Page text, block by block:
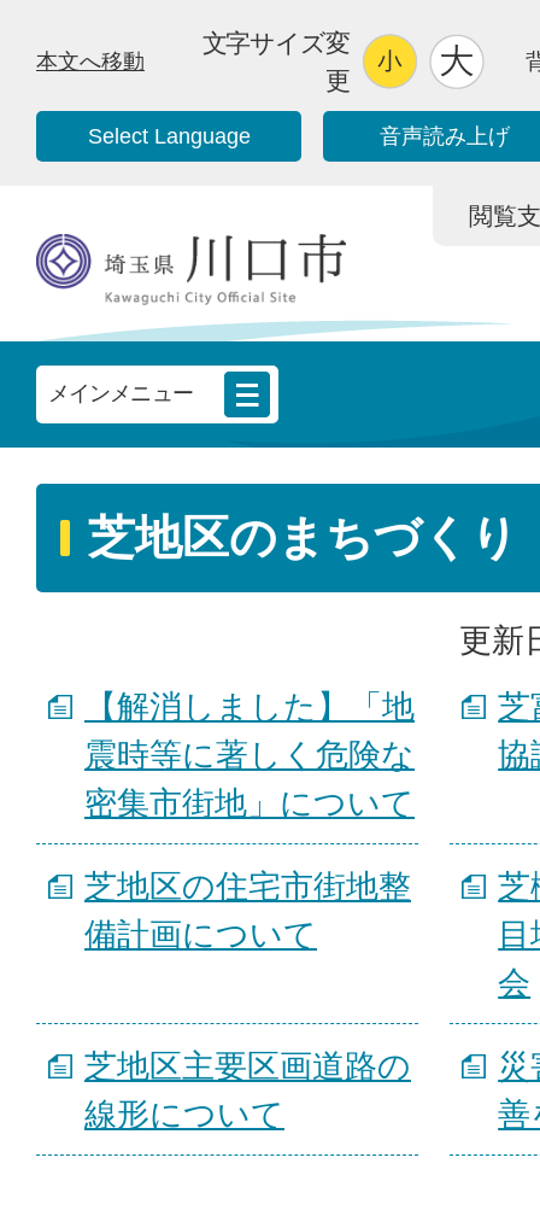
本文へ移動
文字サイズ変
更
Select Language 音声読み上げ
閲覧
メインメニュー
芝地区のまちづくり
更新
【解消しました】「地
震時等に著しく危険な
密集市街地」について
芝
協
芝地区の住宅市街地整
備計画について
芝
会
芝地区主要区画道路の
線形について
善